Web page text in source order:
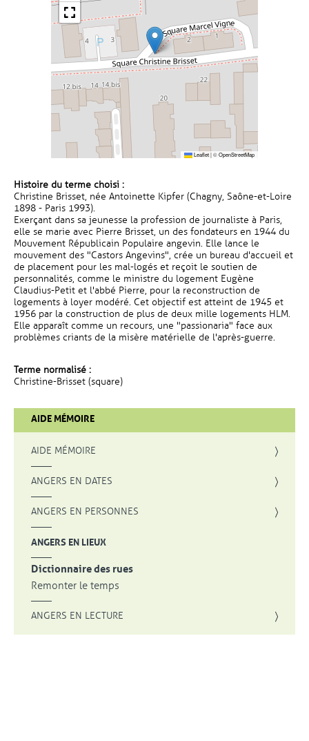
Leaflet|©OpenStreetMap
Histoire du terme choisi :
Christine Brisset, née Antoinette Kipfer (Chagny, Saône-et-Loire
1898 - Paris 1993).
Exerçant dans sa jeunesse la profession de journaliste à Paris,
elle se marie avec Pierre Brisset, un des fondateurs en 1944 du
Mouvement Républicain Populaire angevin. Elle lance le
mouvement des "Castors Angevins", crée un bureau d'accueil et
de placement pour les mal-logés et reçoit le soutien de
personnalités, comme le ministre du logement Eugène
Claudius-Petit et l'abbé Pierre, pour la reconstruction de
logements à loyer modéré. Cet objectif est atteint de 1945 et
1956 par la construction de plus de deux mille logements HLM.
Elle apparaît comme un recours, une "passionaria" face aux
problèmes criants de la misère matérielle de l'après-guerre.
Terme normalisé :
Christine-Brisset (square)
AIDE MÉMOIRE
AIDE MÉMOIRE
ANGERS EN DATES
ANGERS EN PERSONNES
ANGERS EN LIEUX
Dictionnaire des rues
Remonter le temps
ANGERS EN LECTURE